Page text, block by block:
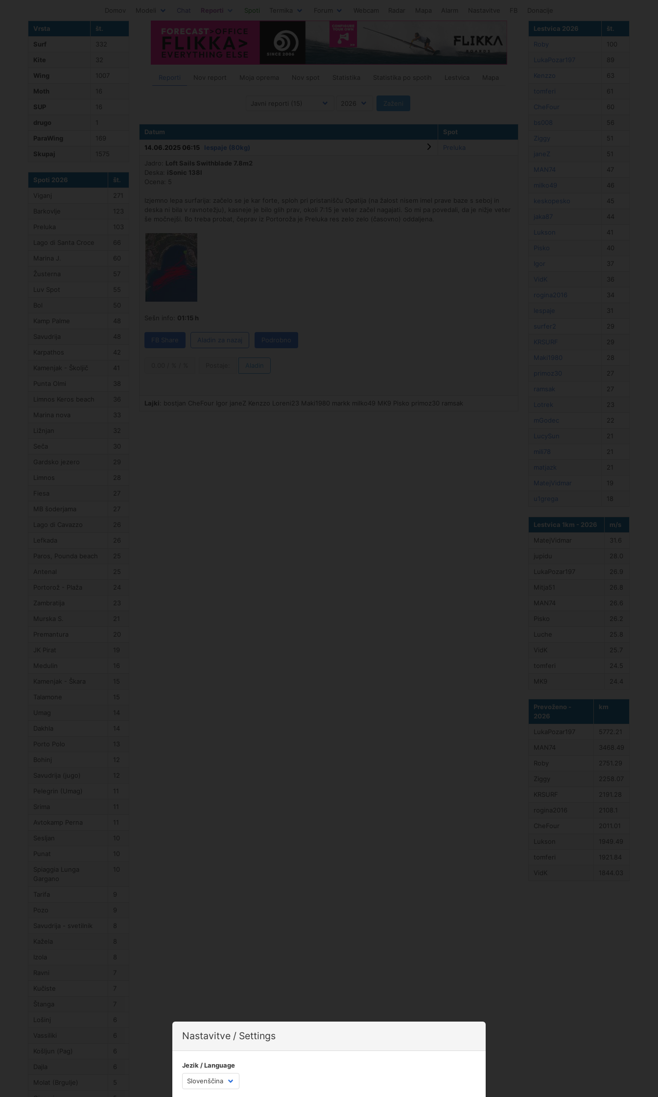
Domov Modeli Chat Reporti Spoti Termika Forum Webcam Radar Mapa Alarm Nastavitve FB Donacije
Nastavitve / Settings
Jezik / Language
Vrsta
št.
Surf
332
Kite
32
Wing
1007
Moth
16
SUP
16
drugo
1
ParaWing
169
Skupaj
1575
Spoti 2026
št.
Viganj
271
Barkovlje
123
Preluka
103
Lago di Santa Croce
66
Marina J.
60
Žusterna
57
Luv Spot
55
Bol
50
Kamp Palme
48
Savudrija
48
Karpathos
42
Kamenjak - Školjič
41
Punta Olmi
38
Limnos Keros beach
36
Marina nova
33
Ližnjan
32
Seča
30
Gardsko jezero
29
Limnos
28
Fiesa
27
MB šoderjama
27
Lago di Cavazzo
26
Lefkada
26
Paros, Pounda beach
25
Antenal
25
Portorož - Plaža
24
Zambratija
23
Murska S.
21
Premantura
20
JK Pirat
19
Medulin
16
Kamenjak - Škara
15
Talamone
15
Umag
14
Dakhla
14
Porto Polo
13
Bohinj
12
Savudrija (jugo)
12
Pelegrin (Umag)
11
Srima
11
Avtokamp Perna
11
Sesljan
10
Punat
10
Spiaggia Lunga
Gargano
10
Tarifa
9
Pozo
9
Savudrija - svetilnik
8
Kažela
8
Izola
8
Ravni
7
Kučiste
7
Štanga
7
Lošinj
6
Vassiliki
6
Košljun (Pag)
6
Dajla
6
Molat (Brgulje)
5
Reporti Nov report Moja oprema Nov spot Statistika Statistika po spotih Lestvica Mapa
Datum
Spot
14.06.2025 06:15 lespaje (80kg)
Preluka
Jadro: Loft Sails Swithblade 7.8m2
Deska: iSonic 138l
Ocena: 5
Izjemno lepa surfarija: začelo se je kar forte, sploh pri pristanišču Opatija (na žalost nisem imel prave baze s seboj in
deska ni bila v ravnotežju), kasneje je bilo glih prav, okoli 7:15 je veter začel nagajati. So mi pa povedali, da je nižje veter
še močnejši. Bo treba probat, čeprav iz Portoroža je Preluka res zelo zelo (časovno) oddaljena.
Sešn info: 01:15 h
FB Share Aladin za nazaj Podrobno
Aladin
Lajki: bostjan CheFour Igor janeZ Kenzzo Loreni23 Maki1980 markk milko49 MK9 Pisko primoz30 ramsak
Lestvica 2026
št.
Roby
100
LukaPozar197
89
Kenzzo
63
tomferi
61
CheFour
60
bs008
56
Ziggy
51
janeZ
51
MAN74
47
milko49
46
keskopesko
45
jaka87
44
Lukson
41
Pisko
40
Igor
37
VidK
36
rogina2016
34
lespaje
31
surfer2
29
KRSURF
29
Maki1980
28
primoz30
27
ramsak
27
Lotrek
23
mGodec
22
LucySun
21
mili78
21
matjazk
21
MatejVidmar
19
u1grega
18
Lestvica 1km - 2026
m/s
MatejVidmar
31.6
jupidu
28.0
LukaPozar197
26.9
Mitja51
26.8
MAN74
26.6
Pisko
26.2
Luche
25.8
VidK
25.7
tomferi
24.5
MK9
24.4
Prevoženo -
2026
km
LukaPozar197
5772.21
MAN74
3468.49
Roby
2751.29
Ziggy
2258.07
KRSURF
2191.28
rogina2016
2108.1
CheFour
2011.01
Lukson
1949.49
tomferi
1921.84
VidK
1844.03